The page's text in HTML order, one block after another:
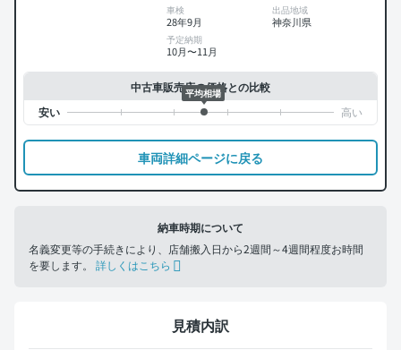
車検
28年9月
出品地域
神奈川県
予定納期
10月〜11月
中古車販売店の価格との比較
平均相場
車両詳細ページに戻る
納車時期について
名義変更等の手続きにより、店舗搬入日から2週間～4週間程度お時間
を要します。 詳しくはこちら
見積内訳